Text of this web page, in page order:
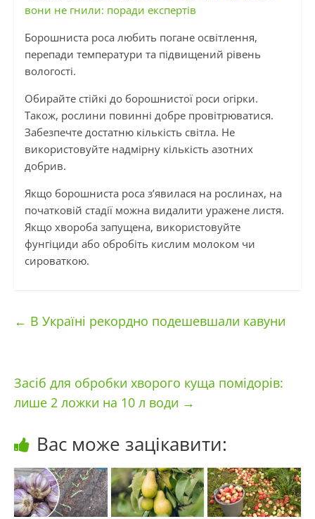
вони не гнили: поради експертів
Борошниста роса любить погане освітлення,
перепади температури та підвищений рівень
вологості.
Обирайте стійкі до борошнистої роси огірки.
Також, рослини повинні добре провітрюватися.
Забезпечте достатню кількість світла. Не
використовуйте надмірну кількість азотних
добрив.
Якщо борошниста роса з’явилася на рослинах, на
початковій стадії можна видалити уражене листя.
Якщо хвороба запущена, використовуйте
фунгіциди або обробіть кислим молоком чи
сироваткою.
← В Україні рекордно подешевшали кавуни
Засіб для обробки хворого куща помідорів:
лише 2 ложки на 10 л води →
Вас може зацікавити: